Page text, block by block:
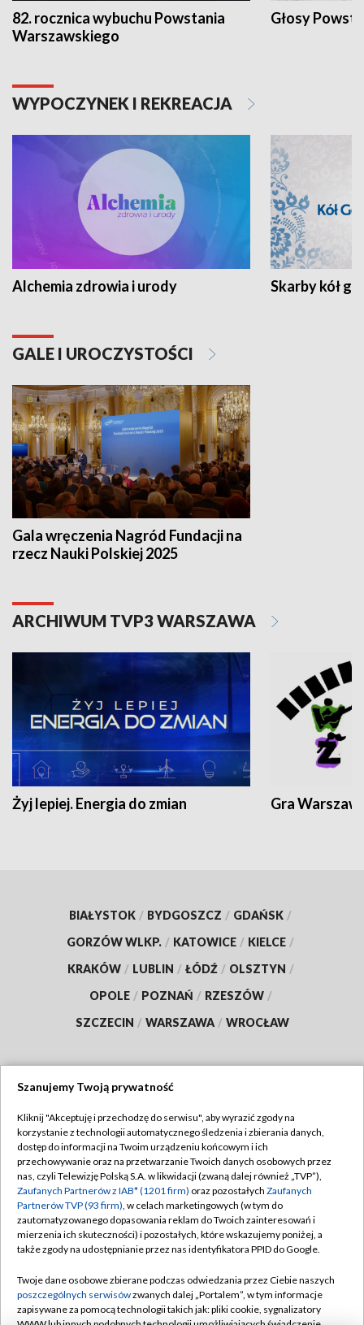
82. rocznica wybuchu Powstania
Warszawskiego
Głosy
WYPOCZYNEK I REKREACJA
Alchemia zdrowia i urody Skarby kół
GALE I UROCZYSTOŚCI
Gala wręczenia Nagród Fundacji na
rzecz Nauki Polskiej 2025
ARCHIWUM TVP3 WARSZAWA
Żyj lepiej. Energia do zmian Gra
BIAŁYSTOK / BYDGOSZCZ / GDAŃSK /
GORZÓW WLKP. / KATOWICE / KIELCE /
KRAKÓW / LUBLIN / ŁÓDŹ / OLSZTYN /
OPOLE / POZNAŃ / RZESZÓW /
SZCZECIN / WARSZAWA / WROCŁAW
TVP
Abonament TVP
Emisja w TVP
Centrum informacji TVP
Naziemna Telewizja Cyfrowa
Rada Programowa
System NOS
Regulamin TVP
Polityka prywatności
Moje zgody
Pomoc
Kontakt
Szanujemy Twoją prywatność
Kliknij "Akceptuję i przechodzę do serwisu", aby wyrazić zgody na
korzystanie z technologii automatycznego śledzenia i zbierania danych,
dostęp do informacji na Twoim urządzeniu końcowym i ich
przechowywanie oraz na przetwarzanie Twoich danych osobowych przez
nas, czyli Telewizję Polską S.A. w likwidacji (zwaną dalej również „TVP”),
Zaufanych Partnerów z IAB* (1201 firm) oraz pozostałych Zaufanych
Partnerów TVP (93 firm), w celach marketingowych (w tym do
zautomatyzowanego dopasowania reklam do Twoich zainteresowań i
mierzenia ich skuteczności) i pozostałych, które wskazujemy poniżej, a
także zgody na udostępnianie przez nas identyfikatora PPID do Google.
Twoje dane osobowe zbierane podczas odwiedzania przez Ciebie naszych
poszczególnych serwisówzwanych dalej „Portalem”, w tym informacje
zapisywane za pomocą technologii takich jak: pliki cookie, sygnalizatory